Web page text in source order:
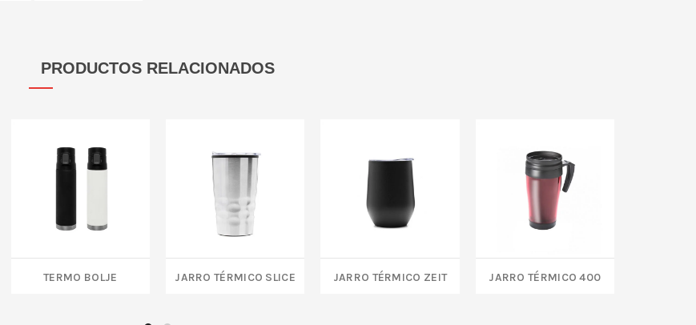
PRODUCTOS RELACIONADOS
TERMO BOLJE JARRO TÉRMICO SLICE JARRO TÉRMICO ZEIT JARRO TÉRMICO 400